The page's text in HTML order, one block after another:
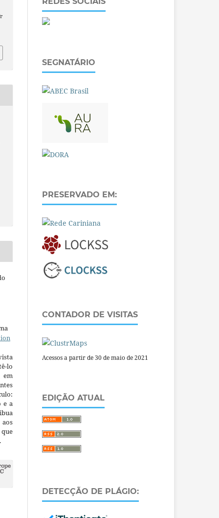
lo
em
e a
SEGNATÁRIO
PRESERVADO EM:
CONTADOR DE VISITAS
Acessos a partir de 30 de maio de 2021
EDIÇÃO ATUAL
DETECÇÃO DE PLÁGIO: